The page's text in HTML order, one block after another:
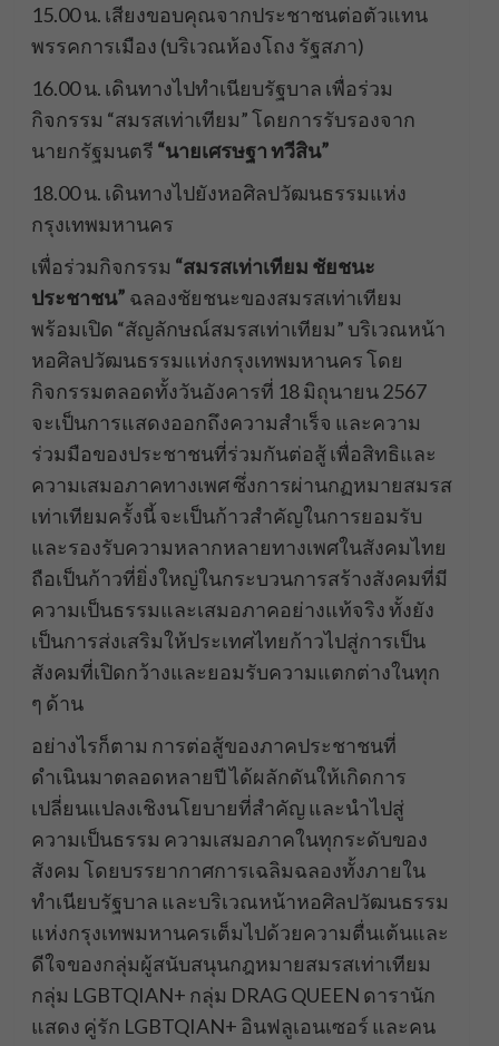
15.00 น. เสียงขอบคุณจากประชาชนต่อตัวแทน
พรรคการเมือง (บริเวณห้องโถง รัฐสภา)
16.00 น. เดินทางไปทำเนียบรัฐบาล เพื่อร่วม
กิจกรรม “สมรสเท่าเทียม” โดยการรับรองจาก
นายกรัฐมนตรี “นายเศรษฐา ทวีสิน”
18.00 น. เดินทางไปยังหอศิลปวัฒนธรรมแห่ง
กรุงเทพมหานคร
เพื่อร่วมกิจกรรม “สมรสเท่าเทียม ชัยชนะ
ประชาชน” ฉลองชัยชนะของสมรสเท่าเทียม
พร้อมเปิด “สัญลักษณ์สมรสเท่าเทียม” บริเวณหน้า
หอศิลปวัฒนธรรมแห่งกรุงเทพมหานคร โดย
กิจกรรมตลอดทั้งวันอังคารที่ 18 มิถุนายน 2567
จะเป็นการแสดงออกถึงความสำเร็จ และความ
ร่วมมือของประชาชนที่ร่วมกันต่อสู้ เพื่อสิทธิและ
ความเสมอภาคทางเพศ ซึ่งการผ่านกฏหมายสมรส
เท่าเทียมครั้งนี้ จะเป็นก้าวสำคัญในการยอมรับ
และรองรับความหลากหลายทางเพศในสังคมไทย
ถือเป็นก้าวที่ยิ่งใหญ่ในกระบวนการสร้างสังคมที่มี
ความเป็นธรรมและเสมอภาคอย่างแท้จริง ทั้งยัง
เป็นการส่งเสริมให้ประเทศไทยก้าวไปสู่การเป็น
สังคมที่เปิดกว้างและยอมรับความแตกต่างในทุก
ๆ ด้าน
อย่างไรก็ตาม การต่อสู้ของภาคประชาชนที่
ดำเนินมาตลอดหลายปี ได้ผลักดันให้เกิดการ
เปลี่ยนแปลงเชิงนโยบายที่สำคัญ และนำไปสู่
ความเป็นธรรม ความเสมอภาคในทุกระดับของ
สังคม โดยบรรยากาศการเฉลิมฉลองทั้งภายใน
ทำเนียบรัฐบาล และบริเวณหน้าหอศิลปวัฒนธรรม
แห่งกรุงเทพมหานครเต็มไปด้วยความตื่นเต้นและ
ดีใจของกลุ่มผู้สนับสนุนกฎหมายสมรสเท่าเทียม
กลุ่ม LGBTQIAN+ กลุ่ม DRAG QUEEN ดารานัก
แสดง คู่รัก LGBTQIAN+ อินฟลูเอนเซอร์ และคน